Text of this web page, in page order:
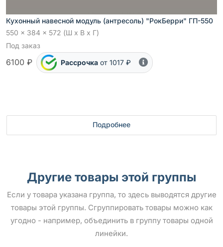
Кухонный навесной модуль (антресоль) "РокБерри" ГП-550
550 x 384 x 572 (Ш x В x Г)
Под заказ
6100 ₽ Рассрочка от 1017 ₽
Подробнее
Другие товары этой группы
Если у товара указана группа, то здесь выводятся другие
товары этой группы. Сгруппировать товары можно как
угодно - например, объединить в группу товары одной
линейки.